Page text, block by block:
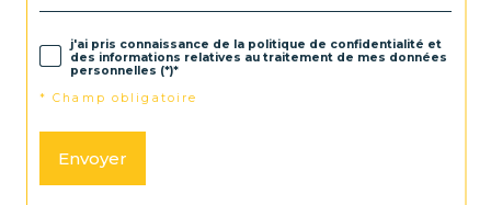
j'ai pris connaissance de la politique de confidentialité et
des informations relatives au traitement de mes données
personnelles (*)*
* Champ obligatoire
Envoyer